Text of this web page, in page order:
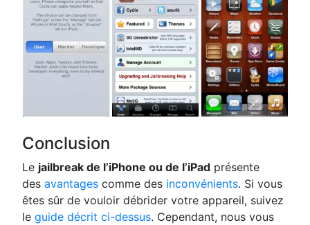
Conclusion
Le jailbreak de l’iPhone ou de l’iPad présente
des avantages comme des inconvénients. Si vous
êtes sûr de vouloir débrider votre appareil, suivez
le guide décrit ci-dessus. Cependant, nous vous